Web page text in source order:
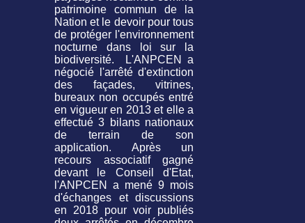
patrimoine commun de la
Nation et le devoir pour tous
de protéger l'environnement
nocturne dans loi sur la
biodiversité.
L'ANPCEN a
négocié l'arrêté d'extinction
des façades, vitrines,
bureaux non occupés entré
en vigueur en 2013 et elle a
effectué 3 bilans nationaux
de terrain de son
application. Après un
recours associatif gagné
devant le Conseil d'Etat,
l'ANPCEN a mené 9 mois
d'échanges et discussions
en 2018 pour voir publiés